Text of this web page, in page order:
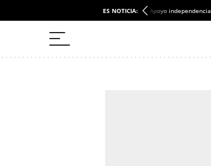
ES NOTICIA: Apoyo independencia